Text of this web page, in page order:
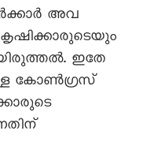
അവ
ഇതേ
കോൺഗ്രസ്